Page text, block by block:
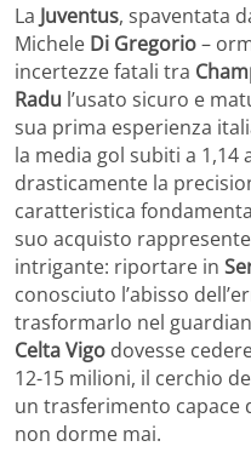
La Juventus, spaventata
Michele Di Gregorio–
incertezze fatali tra
Radu l’usato sicuro e
sua prima esperienza
la media gol subiti a
drasticamente la
caratteristica
suo acquisto
intrigante: riportare in
conosciuto l’abisso
trasformarlo nel
Celta Vigo dovesse
12-15 milioni, il cerchio
un trasferimento capace
non dorme mai.